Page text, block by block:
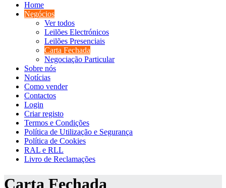
Home
Negócios
Ver todos
Leilões Electrónicos
Leilões Presenciais
Carta Fechada
Negociação Particular
Sobre nós
Notícias
Como vender
Contactos
Login
Criar registo
Termos e Condições
Política de Utilização e Segurança
Política de Cookies
RAL e RLL
Livro de Reclamações
Carta Fechada